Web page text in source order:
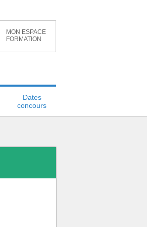
MON ESPACE
FORMATION
Dates
concours